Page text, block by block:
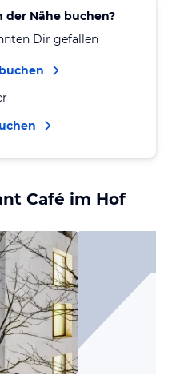
der Nähe buchen?
Dir gefallen
Café im Hof